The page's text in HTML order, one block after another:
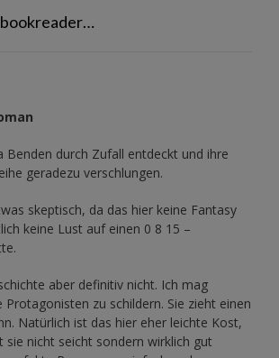
Benden durch Zufall entdeckt und ihre
geradezu verschlungen.
skeptisch, da das hier keine Fantasy
keine Lust auf einen 0 8 15 –
aber definitiv nicht. Ich mag
Protagonisten zu schildern. Sie zieht einen
Natürlich ist das hier eher leichte Kost,
sie nicht seicht sondern wirklich gut